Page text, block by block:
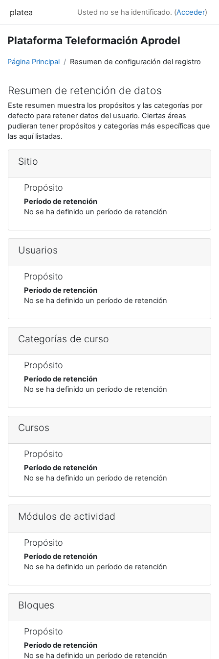
platea Usted no se ha identificado. (Acceder)
Plataforma Teleformación Aprodel
Página Principal Resumen de configuración del registro
Resumen de retención de datos
Este resumen muestra los propósitos y las categorías por
defecto para retener datos del usuario. Ciertas áreas
pudieran tener propósitos y categorías más específicas que
las aquí listadas.
Sitio
Propósito
Período de retención
No se ha definido un período de retención
Usuarios
Propósito
Período de retención
No se ha definido un período de retención
Categorías de curso
Propósito
Período de retención
No se ha definido un período de retención
Cursos
Propósito
Período de retención
No se ha definido un período de retención
Módulos de actividad
Propósito
Período de retención
No se ha definido un período de retención
Bloques
Propósito
Período de retención
No se ha definido un período de retención